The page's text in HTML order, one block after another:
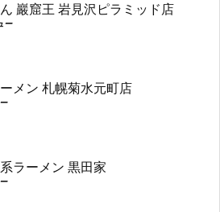
巖窟王 岩見沢ピラミッド店
ー
メン 札幌菊水元町店
ラーメン 黒田家